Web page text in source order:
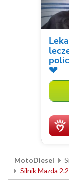
MotoDiesel
Silnik Mazda